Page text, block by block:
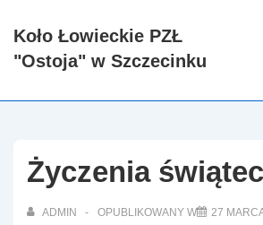
SkipKoło Łowieckie PZŁ
"Ostoja" w Szczecinku
Życzenia
ADMIN OPUBLIKOWANY W
27